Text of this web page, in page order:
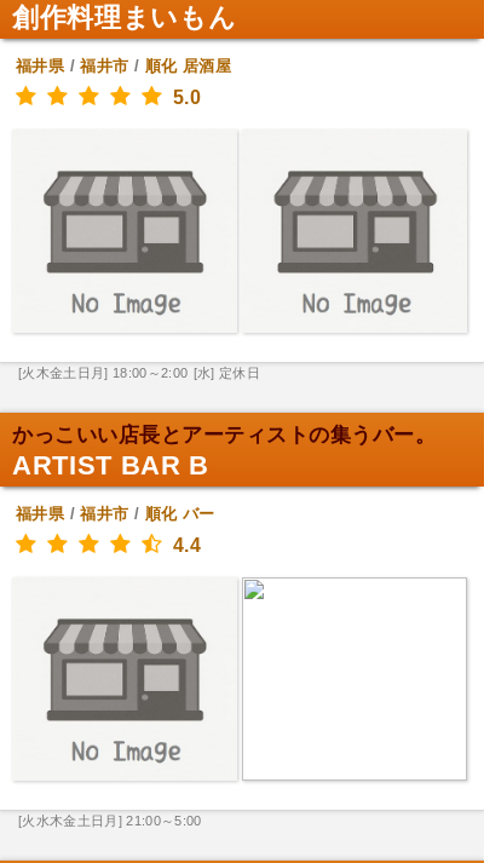
創作料理まいもん
福井県/福井市 / 順化 居酒屋
5.0
[火木金土日月] 18:00～2:00 [水] 定休日
かっこいい店長とアーティストの集うバー。
ARTIST BAR B
福井県/福井市 / 順化 バー
4.4
[火水木金土日月] 21:00～5:00